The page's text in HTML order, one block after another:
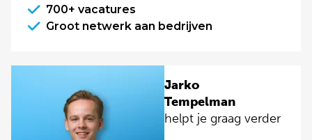
700+ vacatures
Groot netwerk aan bedrijven
Jarko
Tempelman
helpt je graag verder